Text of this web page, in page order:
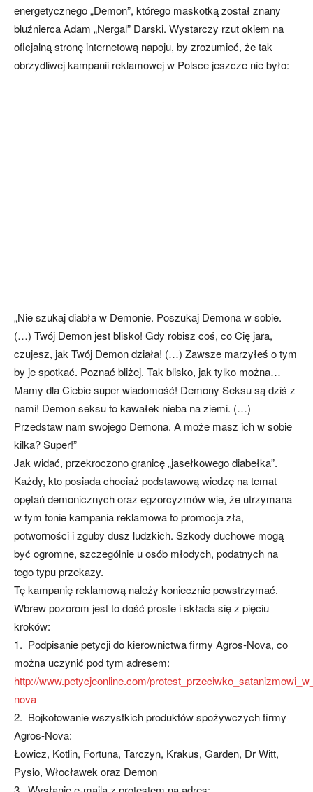
energetycznego „Demon”, którego maskotką został znany
bluźnierca Adam „Nergal” Darski. Wystarczy rzut okiem na
oficjalną stronę internetową napoju, by zrozumieć, że tak
obrzydliwej kampanii reklamowej w Polsce jeszcze nie było:
„Nie szukaj diabła w Demonie. Poszukaj Demona w sobie.
(…) Twój Demon jest blisko! Gdy robisz coś, co Cię jara,
czujesz, jak Twój Demon działa! (…) Zawsze marzyłeś o tym
by je spotkać. Poznać bliżej. Tak blisko, jak tylko można…
Mamy dla Ciebie super wiadomość! Demony Seksu są dziś z
nami! Demon seksu to kawałek nieba na ziemi. (…)
Przedstaw nam swojego Demona. A może masz ich w sobie
kilka? Super!”
Jak widać, przekroczono granicę „jasełkowego diabełka”.
Każdy, kto posiada chociaż podstawową wiedzę na temat
opętań demonicznych oraz egzorcyzmów wie, że utrzymana
w tym tonie kampania reklamowa to promocja zła,
potworności i zguby dusz ludzkich. Szkody duchowe mogą
być ogromne, szczególnie u osób młodych, podatnych na
tego typu przekazy.
Tę kampanię reklamową należy koniecznie powstrzymać.
Wbrew pozorom jest to dość proste i składa się z pięciu
kroków:
1. Podpisanie petycji do kierownictwa firmy Agros-Nova, co
można uczynić pod tym adresem:
http://www.petycjeonline.com/
nova
2. Bojkotowanie wszystkich produktów spożywczych firmy
Agros-Nova:
Łowicz, Kotlin, Fortuna, Tarczyn, Krakus, Garden, Dr Witt,
Pysio, Włocławek oraz Demon